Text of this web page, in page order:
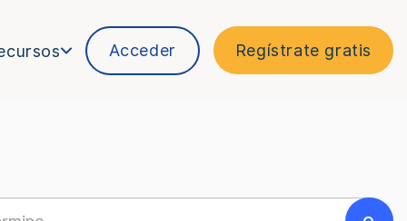
Regístrate gratis
Acceder